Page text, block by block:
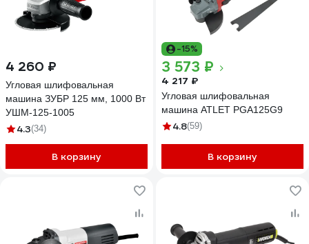
4 260 ₽
Угловая шлифовальная
машина ЗУБР 125 мм, 1000 Вт
УШМ-125-1005
4.3(34)
В корзину
-15%
3 573 ₽
4 217 ₽
Угловая шлифовальная
машина ATLET PGA125G9
4.8(59)
В корзину